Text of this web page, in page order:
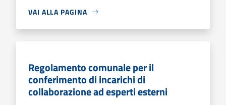
VAI ALLA PAGINA
Regolamento comunale per il
conferimento di incarichi di
collaborazione ad esperti esterni